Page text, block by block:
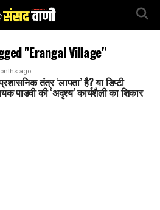
"Erangal Village"
ago
तंत्र ‘लापता’ है? या डिप्टी
पाडवी की ‘अदृश्य’ कार्यशैली का शिकार